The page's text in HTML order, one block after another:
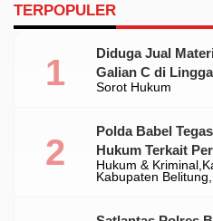
TERPOPULER
Sorot Hukum
Diduga Jual
Galian C di
Hukum & Kriminal
Kabupaten Belitung
Polda Babel
Hukum Terkait
Ilegal Di Belitung